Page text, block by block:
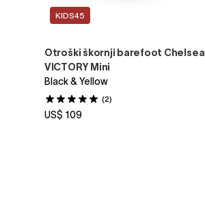
KIDS45
Otroški škornji barefoot Chelsea
VICTORY Mini
Black & Yellow
(2)
US$ 109